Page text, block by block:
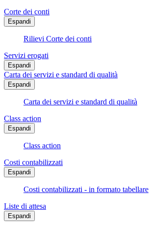
Corte dei conti
Espandi
Rilievi Corte dei conti
Servizi erogati
Espandi
Carta dei servizi e standard di qualità
Espandi
Carta dei servizi e standard di qualità
Class action
Espandi
Class action
Costi contabilizzati
Espandi
Costi contabilizzati - in formato tabellare
Liste di attesa
Espandi